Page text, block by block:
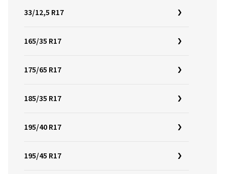
33/12,5 R17
165/35 R17
175/65 R17
185/35 R17
195/40 R17
195/45 R17